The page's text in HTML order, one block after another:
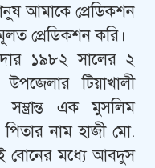
আমাকে প্রেডিকশন
প্রেডিকশন করি।
১৯৮২ সালের ২
টিয়াখালী
সম্ভ্রান্ত এক মুসলিম
পিতার নাম হাজী মো.
বোনের মধ্যে আবদুস